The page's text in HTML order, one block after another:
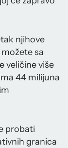
njihove
sa
veličine više
44 milijuna
probati
granica